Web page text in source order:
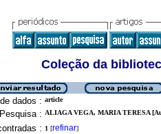
Coleção da
dados : article
Pesquisa : ALIAGA VEGA, MARIA TERESA
: 1 [refinar]